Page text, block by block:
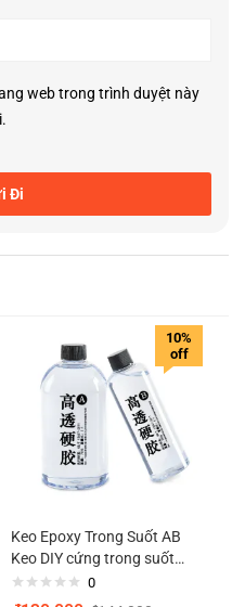
web trong trình duyệt này
10%
off
Keo Epoxy Trong Suốt AB
Keo DIY cứng trong suốt
không màu 400g
0